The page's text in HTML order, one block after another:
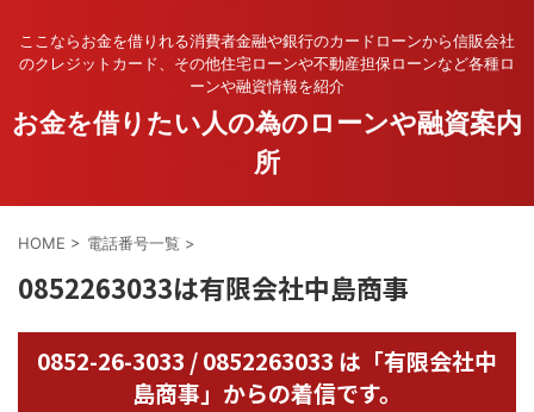
ここならお金を借りれる消費者金融や銀行のカードローンから信販会社
のクレジットカード、その他住宅ローンや不動産担保ローンなど各種ロ
ーンや融資情報を紹介
お金を借りたい人の為のローンや融資案内
所
HOME > 電話番号一覧 >
0852263033は有限会社中島商事
0852-26-3033 / 0852263033 は「有限会社中
島商事」からの着信です。